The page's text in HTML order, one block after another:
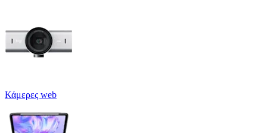
Κάμερες web